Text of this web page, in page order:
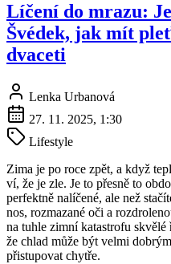
Líčení do mrazu:
Švédek, jak mít
dvaceti
Lenka Urbanová
27. 11. 2025, 1:30
Lifestyle
Zima je po roce zpět, a když
ví, že je zle. Je to přesně to
perfektně nalíčené, ale než
nos, rozmazané oči a
na tuhle zimní katastrofu skvělé
že chlad může být velmi
přistupovat chytře.